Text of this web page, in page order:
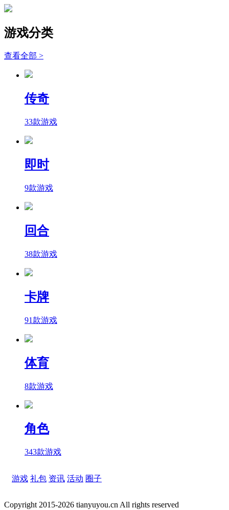
游戏分类
查看全部 >
传奇
33款游戏
即时
9款游戏
回合
38款游戏
卡牌
91款游戏
体育
8款游戏
角色
343款游戏
游戏 礼包 资讯 活动 圈子
Copyright 2015-2026 tianyuyou.cn All rights reserved